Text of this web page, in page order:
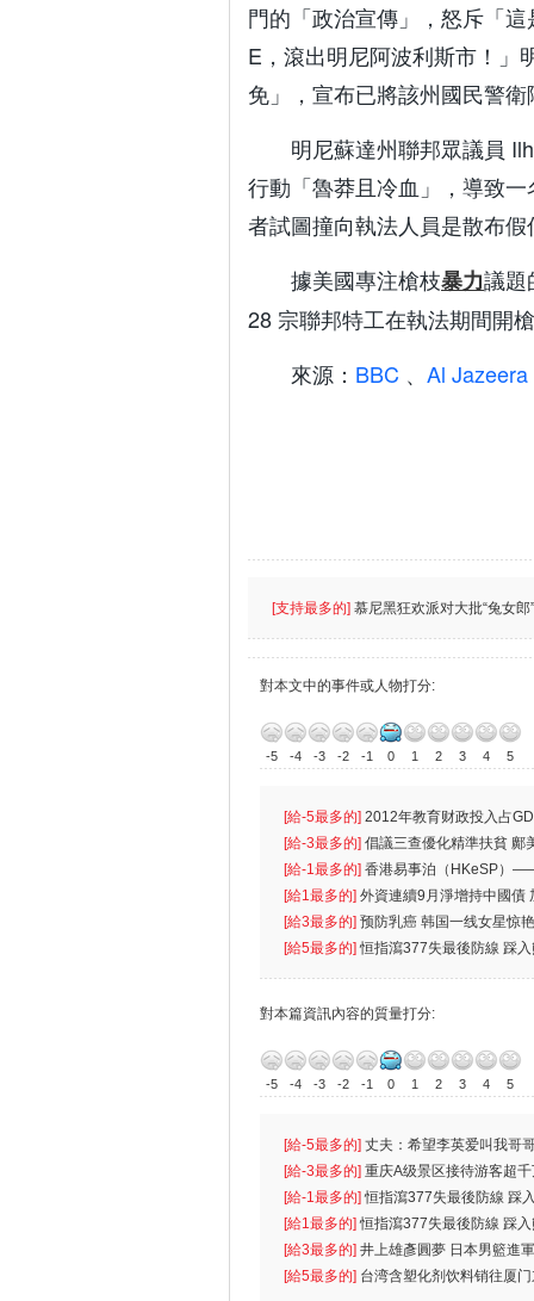
門的「政治宣傳」，怒斥「
E，滾出明尼阿波利斯市！」
免」，宣布已將該州國民警
明尼蘇達州聯邦眾議員
行動「魯莽且冷血」，導致
者試圖撞向執法人員是散布假
據美國專注槍枝暴力議題
28 宗聯邦特工在執法期間開
來源： BBC 、 Al Jazeera
[支持最多的] 慕尼黑狂欢派对大批“兔女
對本文中的事件或人物打分:
-5 -4 -3 -2 -1 0 1 2 3 4 5
[給-5最多的] 2012年教育财政投入占
首位
[給-3最多的] 倡議三查優化精準扶貧 鄺
生
[給-1最多的] 香港易事泊（HKeSP）
k）”项目
[給1最多的] 外資連續9月淨增持中國
[給3最多的] 预防乳癌 韩国一线女星惊
[給5最多的]恒指瀉377失最後防線 踩
對本篇資訊內容的質量打分:
-5 -4 -3 -2 -1 0 1 2 3 4 5
[給-5最多的] 丈夫：希望李英爱叫我哥
先
[給-3最多的] 重庆A级景区接待游客超
[給-1最多的]恒指瀉377失最後防線 踩
無
[給1最多的]恒指瀉377失最後防線 踩
[給3最多的] 井上雄彥圓夢 日本男籃進
[給5最多的] 台湾含塑化剂饮料销往厦